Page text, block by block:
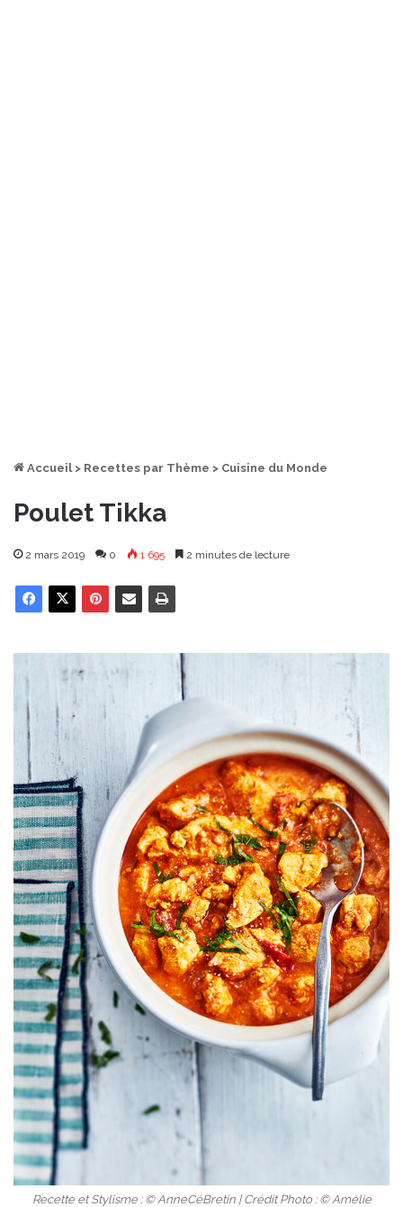
Accueil > Recettes par Thème > Cuisine du Monde
Poulet Tikka
2 mars 2019 0 1 695 2 minutes de lecture
Recette et Stylisme : © AnneCéBretin | Crédit Photo : © Amélie